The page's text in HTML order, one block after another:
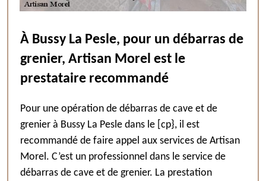
À Bussy La Pesle, pour un débarras de
grenier, Artisan Morel est le
prestataire recommandé
Pour une opération de débarras de cave et de
grenier à Bussy La Pesle dans le [cp}, il est
recommandé de faire appel aux services de Artisan
Morel. C’est un professionnel dans le service de
débarras de cave et de grenier. La prestation